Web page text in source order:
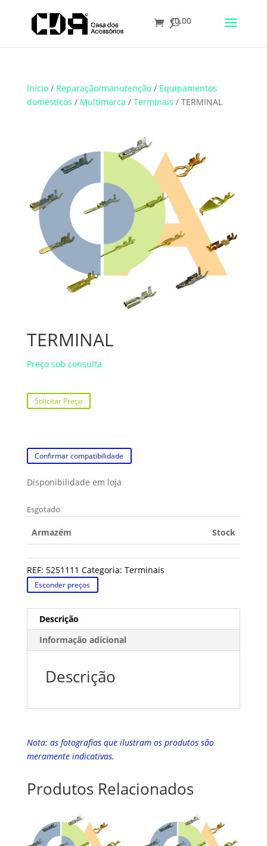
Translate
€0.00
Início/ Reparação/manutenção/ Equipamentos
domésticos / Multimarca / Terminais / TERMINAL
TERMINAL
Preço sob consulta
Solicitar Preço
Confirmar compatibilidade
Disponibilidade em loja
Esgotado
Armazém Stock
REF: 5251111 Categoria: Terminais
Esconder preços
Descrição
Informação adicional
Descrição
Nota: as fotografias que ilustram os produtos são
meramente indicativas.
Produtos Relacionados